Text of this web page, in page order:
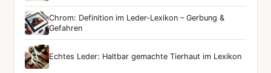
Chrom: Definition im Leder-Lexikon – Gerbung &
Gefahren
Echtes Leder: Haltbar gemachte Tierhaut im Lexikon